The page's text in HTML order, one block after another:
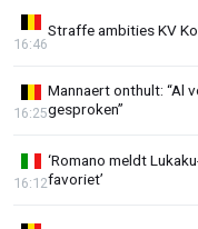
Straffe ambities KV
16:46
Mannaert onthult: “Al
gesproken”
16:25
‘Romano meldt
favoriet’
16:12